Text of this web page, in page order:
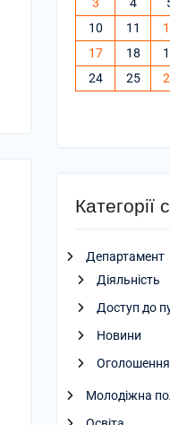
10
11
17
18
24
25
Категорії
Департамент
Діяльність
Доступ до
Новини
Оголошення
Молодіжна